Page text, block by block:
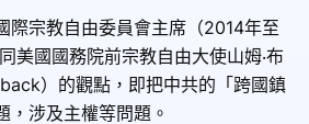
際宗教自由委員會主席（2014年至
美國國務院前宗教自由大使山姆‧布
）的觀點，即把中共的「跨國鎮
，涉及主權等問題。